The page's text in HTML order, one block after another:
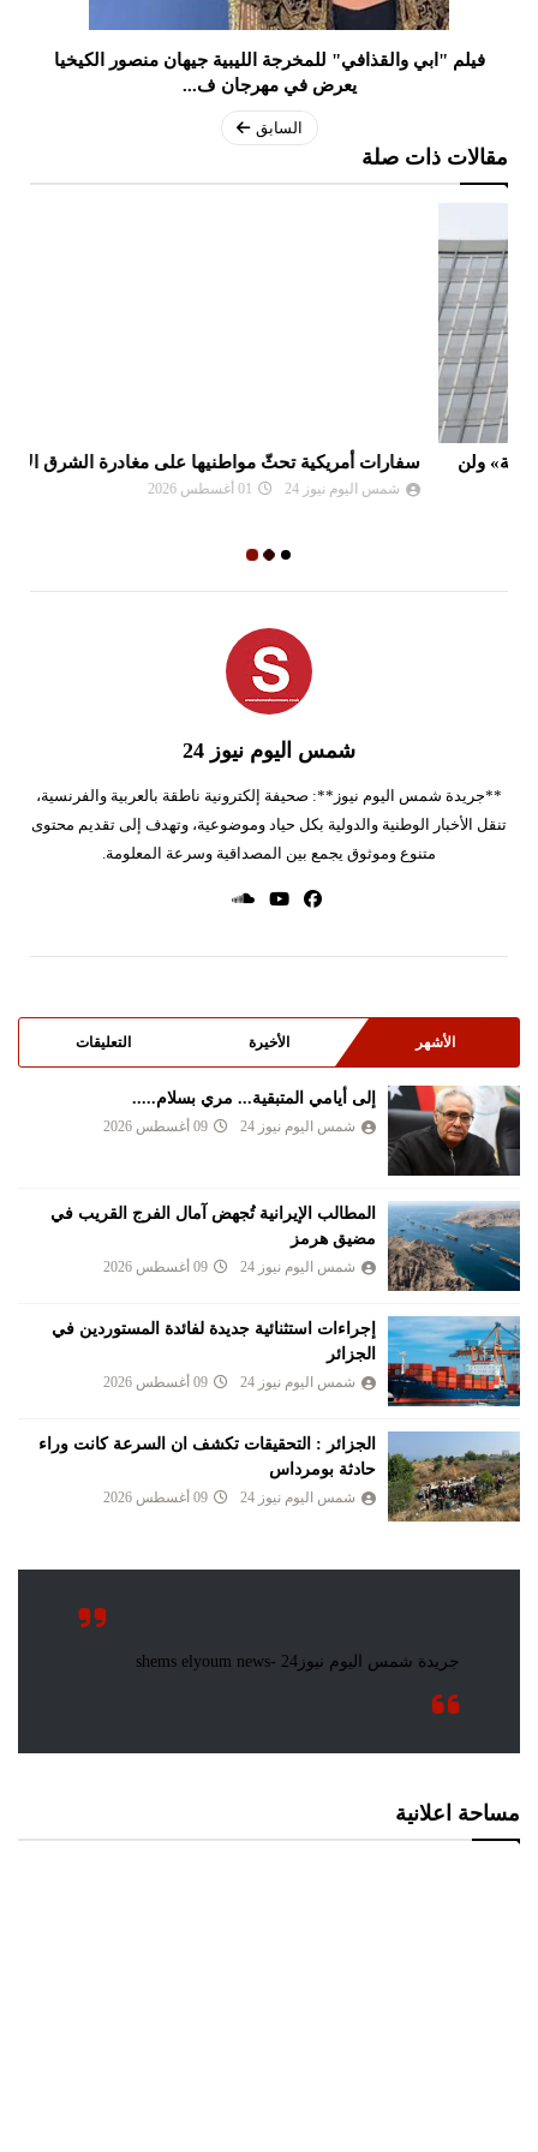
فيلم "ابي والقذافي" للمخرجة الليبية جيهان منصور الكيخيا
يعرض في مهرجان ف...
السابق
مقالات ذات صلة
سفارات أمريكية تحثّ مواطنيها على مغادرة الشرق الأوسط
شمس اليوم نيوز 24 01 أغسطس 2026
شمس اليوم نيوز 24
**جريدة شمس اليوم نيوز**: صحيفة إلكترونية ناطقة بالعربية والفرنسية،
تنقل الأخبار الوطنية والدولية بكل حياد وموضوعية، وتهدف إلى تقديم محتوى
متنوع وموثوق يجمع بين المصداقية وسرعة المعلومة.
الأشهر الأخيرة التعليقات
إلى أيامي المتبقية... مري بسلام.....
شمس اليوم نيوز 24 09 أغسطس 2026
المطالب الإيرانية تُجهض آمال الفرج القريب في
مضيق هرمز
شمس اليوم نيوز 24 09 أغسطس 2026
إجراءات استثنائية جديدة لفائدة المستوردين في
الجزائر
شمس اليوم نيوز 24 09 أغسطس 2026
الجزائر : التحقيقات تكشف ان السرعة كانت وراء
حادثة بومرداس
شمس اليوم نيوز 24 09 أغسطس 2026
مساحة اعلانية